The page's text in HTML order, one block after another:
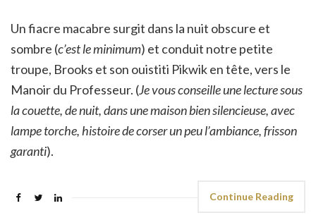
Un fiacre macabre surgit dans la nuit obscure et
sombre (c’est le minimum) et conduit notre petite
troupe, Brooks et son ouistiti Pikwik en tête, vers le
Manoir du Professeur. (Je vous conseille une lecture sous
la couette, de nuit, dans une maison bien silencieuse, avec
lampe torche, histoire de corser un peu l’ambiance, frisson
garanti).
Continue Reading